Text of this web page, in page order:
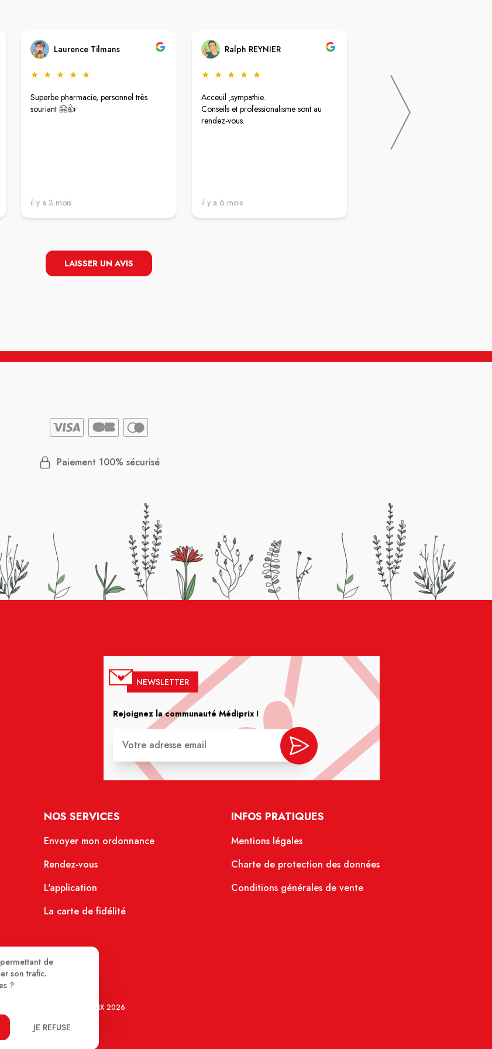
Laurence Tilmans
★ ★ ★ ★ ★
Superbe pharmacie, personnel très
souriant 🤗👍
il y a 3 mois
Ralph REYNIER
★ ★ ★ ★ ★
Acceuil ,sympathie..
Conseils et professionalisme sont au
rendez-vous.
il y a 6 mois
★
Très belle pharmacie qui compte
beaucoup de produits. Personne ne
force la vente et c'est très
Le conseil et l'accueil y sont
formidables.
LAISSER UN AVIS
Paiement 100% sécurisé
NEWSLETTER
Rejoignez la communauté Médiprix !
NOS SERVICES
Envoyer mon ordonnance
Rendez-vous
L'application
La carte de fidélité
INFOS PRATIQUES
Mentions légales
Charte de protection des données
Conditions générales de vente
MEDIPRIX 2026
de
son trafic.
?
JE REFUSE